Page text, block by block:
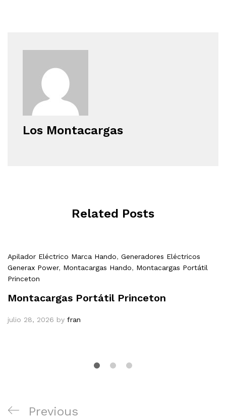
Los Montacargas
Related Posts
Apilador Eléctrico Marca Hando, Generadores Eléctricos
Generax Power, Montacargas Hando, Montacargas Portátil
Princeton
Montacargas Portátil Princeton
julio 28, 2026 by fran
Navegación
Previous
Previous